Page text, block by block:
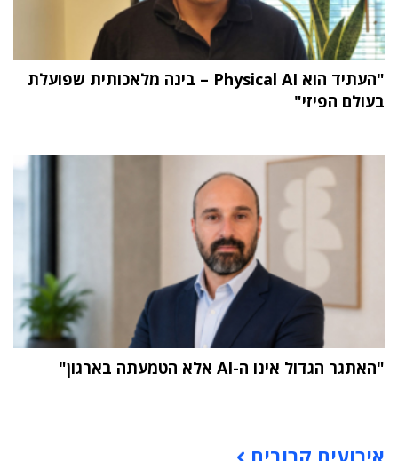
"העתיד הוא Physical AI – בינה מלאכותית שפועלת
בעולם הפיזי"
"האתגר הגדול אינו ה-AI אלא הטמעתה בארגון"
אירועים קרובים